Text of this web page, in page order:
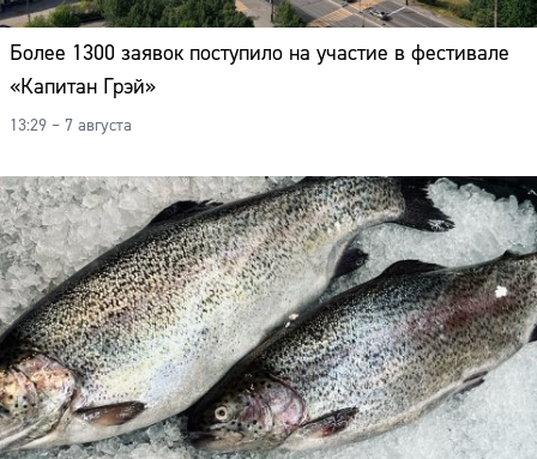
Более 1300 заявок поступило на участие в фестивале
«Капитан Грэй»
13:29 – 7 августа